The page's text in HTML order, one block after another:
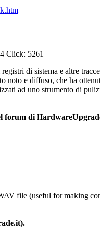
Click: 5261
registri di sistemae altre tracce
noto e diffuso, che ha
ad uno strumento di
forum di
file (useful for making